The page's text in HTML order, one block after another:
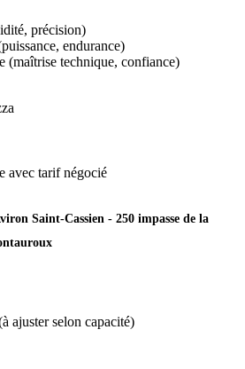
précision)
endurance)
(maîtrise technique, confiance)
avec tarif négocié
Saint-Cassien - 250 impasse de la
ajuster selon capacité)